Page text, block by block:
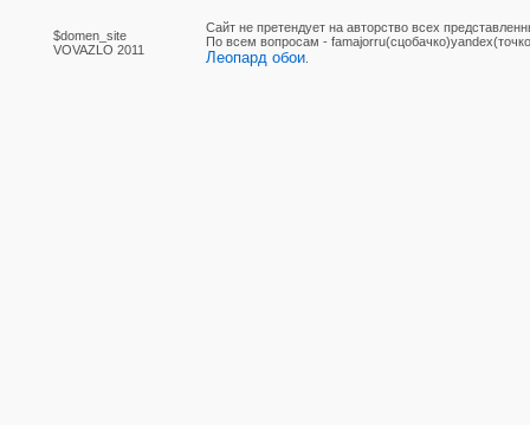
$domen_site
VOVAZLO 2011
Сайт не претендует на авторство всех
По вcем вопросам -
Леопард обои